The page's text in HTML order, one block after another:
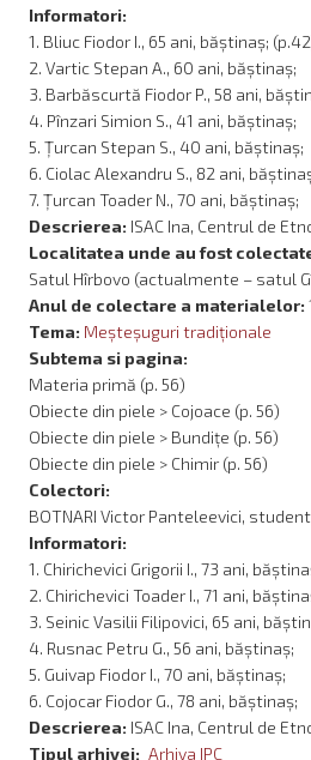
Informatori:
1. Bliuc Fiodor I., 65 ani, băștinaș;
2. Vartic Stepan A., 60 ani, băștinaș;
3. Barbăscurtă Fiodor P., 58 ani,
4. Pînzari Simion S., 41 ani, băștinaș;
5. Țurcan Stepan S., 40 ani, băștinaș;
6. Ciolac Alexandru S., 82 ani,
7. Țurcan Toader N., 70 ani, băștinaș;
Descrierea: ISAC Ina, Centrul de
Localitatea unde au fost
Satul Hîrbovo (actualmente – satul
Anul de colectare a materialelor:
Tema: Meşteşuguri tradiţionale
Subtema si pagina:
Materia primă (p. 56)
Obiecte din piele > Cojoace (p. 56)
Obiecte din piele > Bundițe (p. 56)
Obiecte din piele > Chimir (p. 56)
Colectori:
BOTNARI Victor Panteleevici,
Informatori:
1. Chirichevici Grigorii I., 73 ani,
2. Chirichevici Toader I., 71 ani,
3. Seinic Vasilii Filipovici, 65 ani,
4. Rusnac Petru G., 56 ani, băștinaș;
5. Guivap Fiodor I., 70 ani, băștinaș;
6. Cojocar Fiodor G., 78 ani, băștinaș;
Descrierea: ISAC Ina, Centrul de
Tipul arhivei
Arhiva IPC